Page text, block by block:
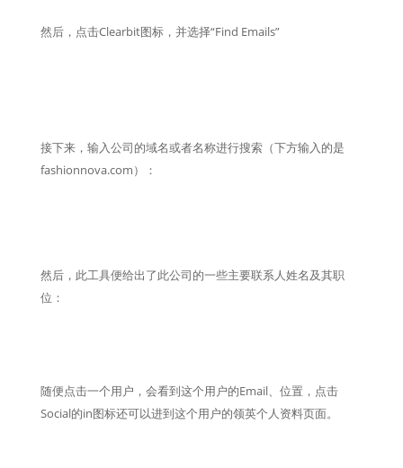
然后，点击Clearbit图标，并选择“Find Emails”
接下来，输入公司的域名或者名称进行搜索（下方输入的是
fashionnova.com）：
然后，此工具便给出了此公司的一些主要联系人姓名及其职
位：
随便点击一个用户，会看到这个用户的Email、位置，点击
Social的in图标还可以进到这个用户的领英个人资料页面。